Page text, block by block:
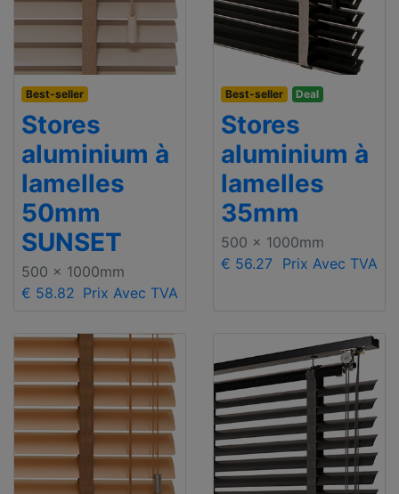
Best-seller
Stores
aluminium à
lamelles
50mm
SUNSET
500 x 1000mm
€ 58.82 Prix Avec TVA
Best-seller Deal
Stores
aluminium à
lamelles
35mm
500 x 1000mm
€ 56.27 Prix Avec TVA